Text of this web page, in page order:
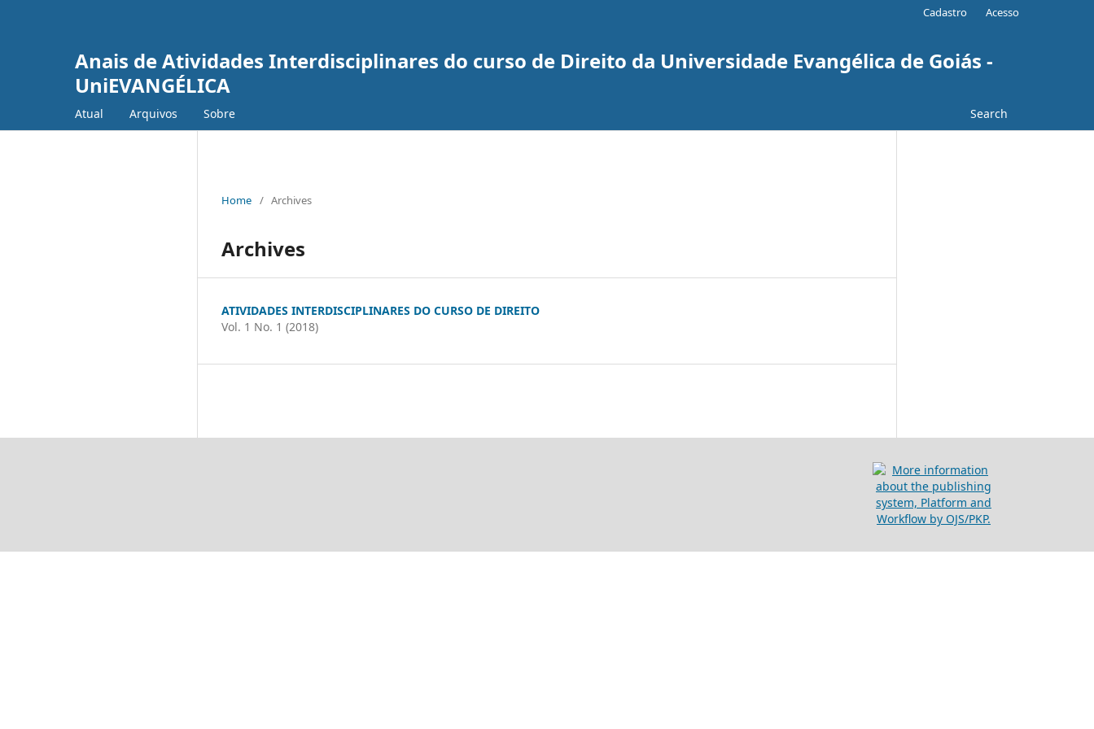
Anais de Atividades Interdisciplinares do curso de Direito da Universidade Evangélica de Goiás -
UniEVANGÉLICA
Atual Arquivos Sobre Search
Cadastro Acesso
Home / Archives
Archives
ATIVIDADES INTERDISCIPLINARES DO CURSO DE DIREITO
Vol. 1 No. 1 (2018)